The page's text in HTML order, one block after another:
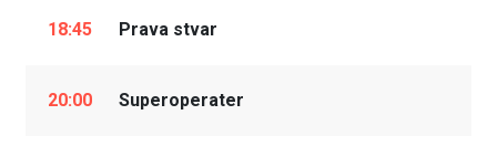
18:45 Prava stvar
20:00 Superoperater